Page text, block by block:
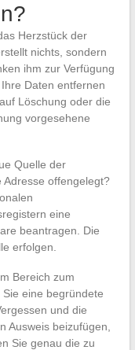
Herzstück der
nichts, sondern
ihm zur Verfügung
Daten entfernen
Löschung oder die
vorgesehene
Quelle der
offengelegt?
eine
beantragen. Die
erfolgen.
Bereich zum
eine begründete
und die
Ausweis beizufügen,
Sie genau die zu